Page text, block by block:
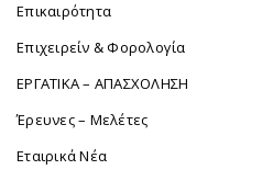
Επικαιρότητα
Επιχειρείν & Φορολογία
ΕΡΓΑΤΙΚΑ – ΑΠΑΣΧΟΛΗΣΗ
Έρευνες – Μελέτες
Εταιρικά Νέα